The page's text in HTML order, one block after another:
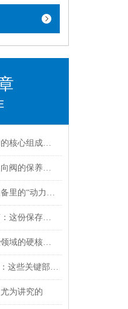
别只看外观！防爆换向阀的核心组成部分，才是安全关键
别等故障才后悔！防爆换向阀的保养诀窍，早知道少踩坑
立磨机液压泵阀：藏在设备里的“动力心脏”，核心功能全拆解
立磨机液压泵阀养护指南：这份保存秘诀，让核心部件“历久弥新”！
别小看电液换向阀！这些领域的硬核应用，远超你的想象
电液换向阀的“核心骨架”：这些关键部件，决定设备运行效率！
为讲究的